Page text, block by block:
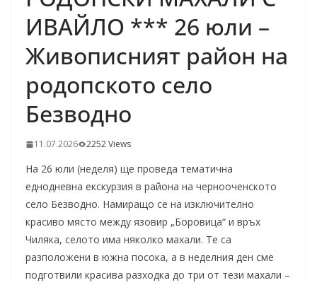
ИВАЙЛО *** 26 юли –
Живописният район на
родопското село
Безводно
11.07.2026 2252 Views
На 26 юли (неделя) ще проведа тематична
еднодневна екскурзия в района на чернооченското
село Безводно. Намиращо се на изключително
красиво място между язовир „Боровица“ и връх
Чиляка, селото има няколко махали. Те са
разположени в южна посока, а в неделния ден сме
подготвили красива разходка до три от тези махали –